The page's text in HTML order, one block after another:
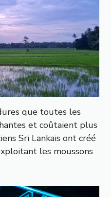
que toutes les
et coûtaient plus
Sri Lankais ont créé
les moussons